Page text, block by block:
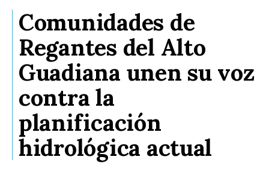
Comunidades de
Regantes del Alto
Guadiana unen su voz
contra la
planificación
hidrológica actual